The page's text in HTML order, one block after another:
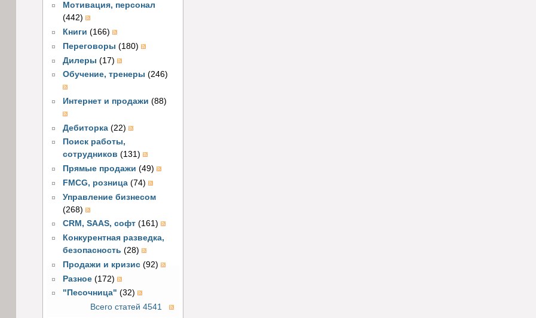
Мотивация, персонал
(442)
Книги (166)
Переговоры (180)
Дилеры (17)
Обучение, тренеры (246)
Интернет и продажи (88)
Дебиторка (22)
Поиск работы,
сотрудников (131)
Прямые продажи (49)
FMCG, розница (74)
Управление бизнесом
(268)
CRM, SAAS, софт (161)
Конкурентная разведка,
безопасность (28)
Продажи и кризис (92)
Разное (172)
"Песочница" (32)
Всего статей 4541